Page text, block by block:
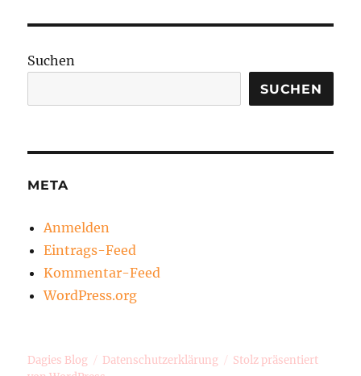
Suchen
SUCHEN
META
Anmelden
Eintrags-Feed
Kommentar-Feed
WordPress.org
Dagies Blog Datenschutzerklärung
Stolz präsentiert